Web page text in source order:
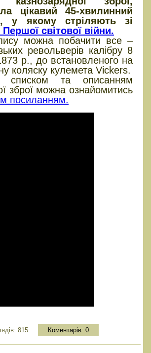
цікавий 45-хвилинний
у якому стріляють зі
Першої світової війни.
можна побачити все –
револьверів калібру 8
р., до встановленого на
коляску кулемета Vickers.
та описанням
зброї можна ознайомитись
посиланням.
815 Коментарів: 0